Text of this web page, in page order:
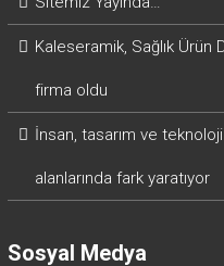
Kaleseramik, Sağlık Ürün
firma oldu
İnsan, tasarım ve
alanlarında fark yaratıyor
Sosyal Medya